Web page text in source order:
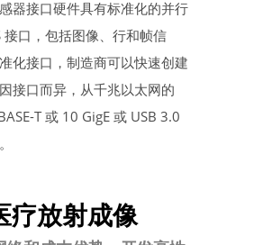
器接口硬件具有标准化的并行
接口，包括图像、行和帧信
化接口，制造商可以快速创建
接口而异，从千兆以太网的
T 或 10 GigE 或 USB 3.0
疗放射成像